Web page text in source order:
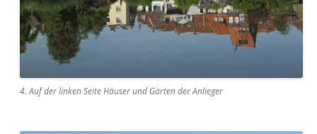
4. Auf der linken Seite Häuser und Gärten der Anlieger